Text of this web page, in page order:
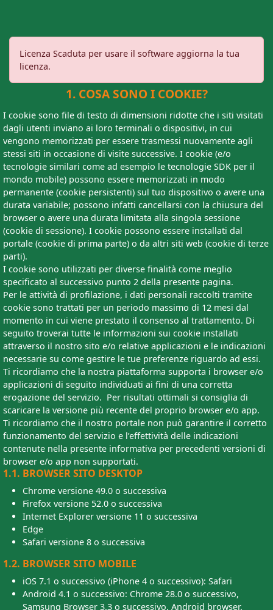
Licenza Scaduta per usare il software aggiorna la tua
licenza.
1. COSA SONO I COOKIE?
I cookie sono file di testo di dimensioni ridotte che i siti visitati
dagli utenti inviano ai loro terminali o dispositivi, in cui
vengono memorizzati per essere trasmessi nuovamente agli
stessi siti in occasione di visite successive. I cookie (e/o
tecnologie similari come ad esempio le tecnologie SDK per il
mondo mobile) possono essere memorizzati in modo
permanente (cookie persistenti) sul tuo dispositivo o avere una
durata variabile; possono infatti cancellarsi con la chiusura del
browser o avere una durata limitata alla singola sessione
(cookie di sessione). I cookie possono essere installati dal
portale (cookie di prima parte) o da altri siti web (cookie di terze
parti).
I cookie sono utilizzati per diverse finalità come meglio
specificato al successivo punto 2 della presente pagina.
Per le attività di profilazione, i dati personali raccolti tramite
cookie sono trattati per un periodo massimo di 12 mesi dal
momento in cui viene prestato il consenso al trattamento. Di
seguito troverai tutte le informazioni sui cookie installati
attraverso il nostro sito e/o relative applicazioni e le indicazioni
necessarie su come gestire le tue preferenze riguardo ad essi.
Ti ricordiamo che la nostra piattaforma supporta i browser e/o
applicazioni di seguito individuati ai fini di una corretta
erogazione del servizio. Per risultati ottimali si consiglia di
scaricare la versione più recente del proprio browser e/o app.
Ti ricordiamo che il nostro portale non può garantire il corretto
funzionamento del servizio e l’effettività delle indicazioni
contenute nella presente informativa per precedenti versioni di
browser e/o app non supportati.
1.1. BROWSER SITO DESKTOP
Chrome versione 49.0 o successiva
Firefox versione 52.0 o successiva
Internet Explorer versione 11 o successiva
Edge
Safari versione 8 o successiva
1.2. BROWSER SITO MOBILE
iOS 7.1 o successivo (iPhone 4 o successivo): Safari
Android 4.1 o successivo: Chrome 28.0 o successivo,
Samsung Browser 3.3 o successivo, Android browser.